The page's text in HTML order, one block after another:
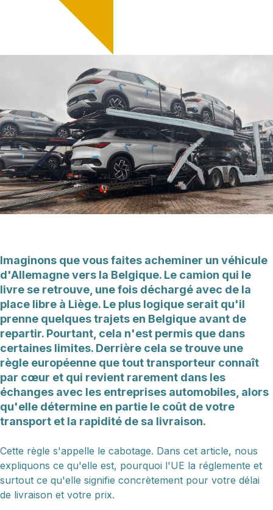
Imaginons que vous faites acheminer un véhicule
d'Allemagne vers la Belgique. Le camion qui le
livre se retrouve, une fois déchargé avec de la
place libre à Liège. Le plus logique serait qu'il
prenne quelques trajets en Belgique avant de
repartir. Pourtant, cela n'est permis que dans
certaines limites. Derrière cela se trouve une
règle européenne que tout transporteur connaît
par cœur et qui revient rarement dans les
échanges avec les entreprises automobiles, alors
qu'elle détermine en partie le coût de votre
transport et la rapidité de sa livraison.
Cette règle s'appelle le cabotage. Dans cet article, nous
expliquons ce qu'elle est, pourquoi l'UE la réglemente et
surtout ce qu'elle signifie concrètement pour votre délai
de livraison et votre prix.